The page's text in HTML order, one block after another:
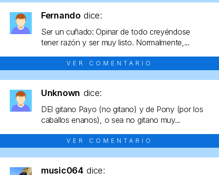
Fernando dice:
Ser un cuñado: Opinar de todo creyéndose
tener razón y ser muy listo. Normalmente,...
VER COMENTARIO
Unknown dice:
DEl gitano Payo (no gitano) y de Pony (por los
caballos enanos), o sea no gitano muy...
VER COMENTARIO
music064 dice: